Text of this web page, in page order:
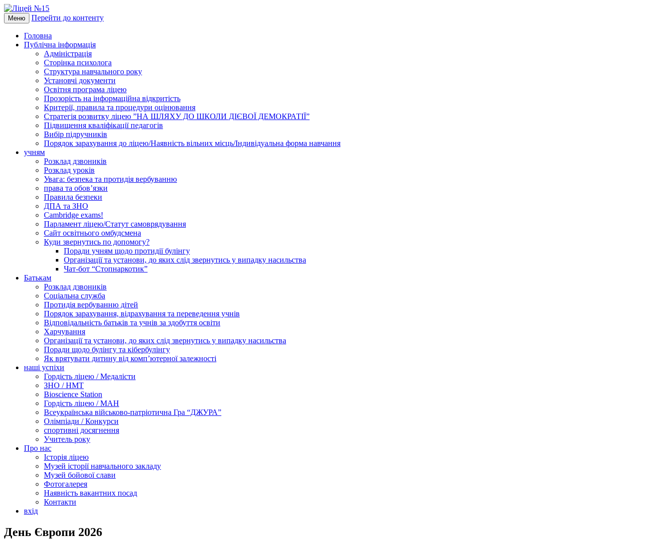
Меню Перейти до контенту
Головна
Публічна інформація
Адміністрація
Сторінка психолога
Структура навчального року
Установчі документи
Освітня програма ліцею
Прозорість на інформаційна відкритість
Критерії, правила та процедури оцінювання
Стратегія розвитку ліцею ”НА ШЛЯХУ ДО ШКОЛИ ДІЄВОЇ ДЕМОКРАТІЇ”
Підвищення кваліфікації педагогів
Вибір підручників
Порядок зарахування до ліцею/Наявність вільних місць/Індивідуальна форма навчання
учням
Розклад дзвоників
Розклад уроків
Увага: безпека та протидія вербуванню
права та обов’язки
Правила безпеки
ДПА та ЗНО
Cambridge exams!
Парламент ліцею/Статут самоврядування
Сайт освітнього омбудсмена
Куди звернутись по допомогу?
Поради учням щодо протидії булінгу
Організації та установи, до яких слід звернутись у випадку насильства
Чат-бот “Стопнаркотик”
Батькам
Розклад дзвоників
Соціальна служба
Протидія вербуванню дітей
Порядок зарахування, відрахування та переведення учнів
Відповідальність батьків та учнів за здобуття освіти
Харчування
Організації та установи, до яких слід звернутись у випадку насильства
Поради щодо булінгу та кібербулінгу
Як врятувати дитину від комп’ютерної залежності
наші успіхи
Гордість ліцею / Медалісти
ЗНО / НМТ
Bioscience Station
Гордість ліцею / МАН
Всеукраїнська військово-патріотична Гра “ДЖУРА”
Олімпіади / Конкурси
спортивні досягнення
Учитель року
Про нас
Історія ліцею
Музей історії навчального закладу
Музей бойової слави
Фотогалерея
Наявність вакантних посад
Контакти
вхід
День Європи 2026